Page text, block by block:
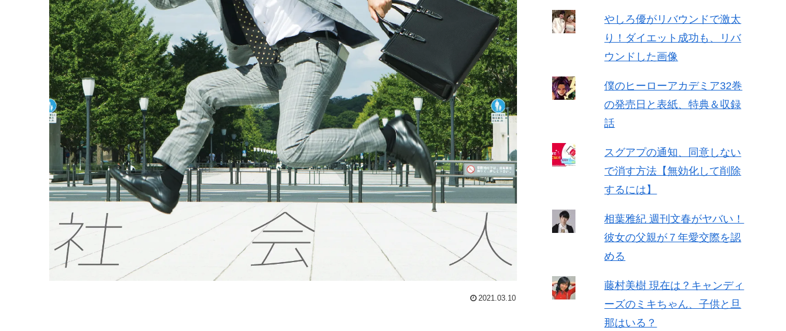
2021.03.10
やしろ優がリバウンドで激太
り！ダイエット成功も、リバ
ウンドした画像
僕のヒーローアカデミア32巻
の発売日と表紙、特典＆収録
話
スグアプの通知、同意しない
で消す方法【無効化して削除
するには】
相葉雅紀 週刊文春がヤバい！
彼女の父親が７年愛交際を認
める
藤村美樹 現在は？キャンディ
ーズのミキちゃん、子供と旦
那はいる？